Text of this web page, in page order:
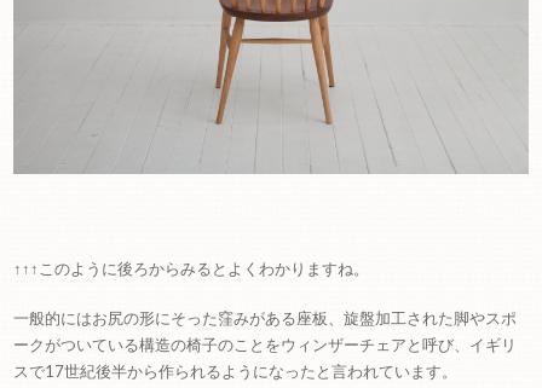
↑↑↑このように後ろからみるとよくわかりますね。
一般的にはお尻の形にそった窪みがある座板、旋盤加工された脚やスポ
ークがついている構造の椅子のことをウィンザーチェアと呼び、イギリ
スで17世紀後半から作られるようになったと言われています。